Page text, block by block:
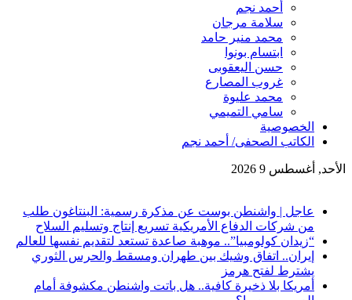
أحمد نجم
سلامة مرجان
محمد منير حامد
ابتسام بونوا
حسن اليعقوبى
غروب المصارع
محمد عليوة
سامي التميمي
الخصوصية
الكاتب الصحفى/ أحمد نجم
أغسطس 9 2026
عاجل | واشنطن بوست عن مذكرة رسمية: البنتاغون طلب
من شركات الدفاع الأمريكية تسريع إنتاج وتسليم السلاح
“زيدان كولومبيا”.. موهبة صاعدة تستعد لتقديم نفسها للعالم
إيران.. اتفاق وشيك بين طهران ومسقط والحرس الثوري
يشترط لفتح هرمز
أمريكا بلا ذخيرة كافية.. هل باتت واشنطن مكشوفة أمام